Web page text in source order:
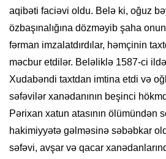
aqibəti faciəvi oldu. Belə ki, oğuz
özbaşınalığına dözməyib şaha
fərman imzalatdırdılar, həmçinin
məcbur etdilər. Beləliklə 1587-ci
Xudabəndi taxtdan imtina etdi və
səfəvilər xanədanının beşinci
Pərixan xatun atasının ölümündən
hakimiyyətə gəlməsinə səbəbkar
səfəvi, avşar və qacar